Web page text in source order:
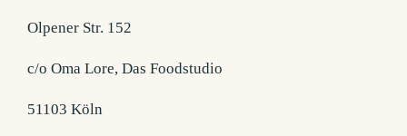
Olpener Str. 152
c/o Oma Lore, Das Foodstudio
51103 Köln